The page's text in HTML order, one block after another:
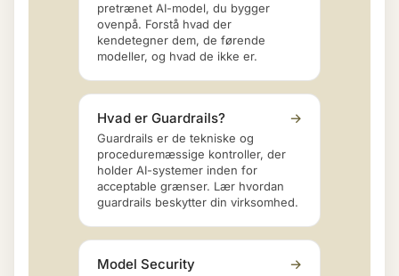
pretrænet AI-model, du bygger
ovenpå. Forstå hvad der
kendetegner dem, de førende
modeller, og hvad de ikke er.
Hvad er Guardrails? →
Guardrails er de tekniske og
proceduremæssige kontroller, der
holder AI-systemer inden for
acceptable grænser. Lær hvordan
guardrails beskytter din virksomhed.
Model Security →